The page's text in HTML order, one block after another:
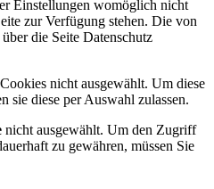
Einstellungen womöglich nicht
zur Verfügung stehen. Die von
die Seite Datenschutz
Cookies nicht ausgewählt. Um diese
sie diese per Auswahl zulassen.
nicht ausgewählt. Um den Zugriff
zu gewähren, müssen Sie